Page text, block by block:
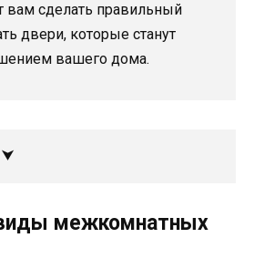
вам сделать правильный
двери, которые станут
вашего дома.
межкомнатных